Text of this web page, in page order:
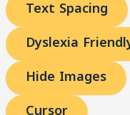
Text Spacing
Dyslexia
Hide Images
Cursor